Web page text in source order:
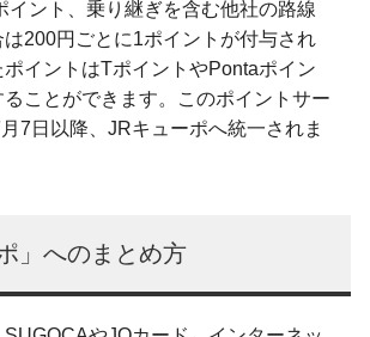
イント、乗り継ぎを含む他社の路線
は200円ごとに1ポイントが付与され
ポイントはTポイントやPontaポイン
ることができます。このポイントサー
7日以降、JRキューポへ統一されま
」へのまとめ方